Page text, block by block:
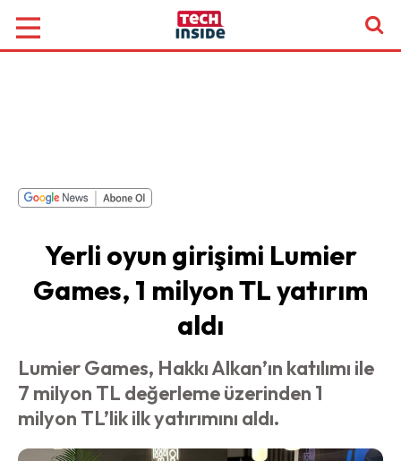
Yerli oyun girişimi Lumier
Games, 1 milyon TL yatırım
aldı
Lumier Games, Hakkı Alkan’ın katılımı ile
7 milyon TL değerleme üzerinden 1
milyon TL’lik ilk yatırımını aldı.